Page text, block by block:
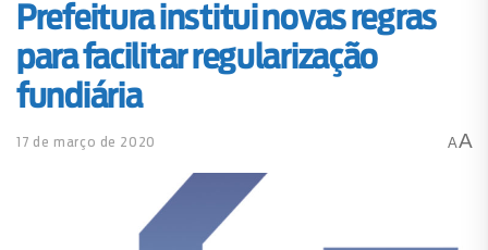
Prefeitura institui novas regras
para facilitar regularização
fundiária
17 de março de 2020 AA